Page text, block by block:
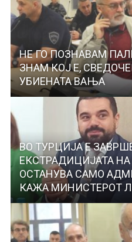
НЕ ГО ПОЗНАВАМ
ЗНАМ КОЈ Е,
УБИЕНАТА ВАЊА
ВО ТУРЦИЈА Е
ЕКСТРАДИЦИЈАТА
ОСТАНУВА САМО
КАЖА МИНИСТЕРОТ